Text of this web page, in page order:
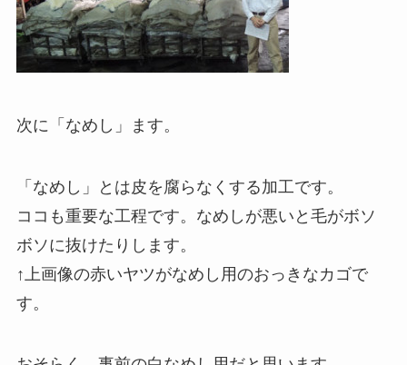
次に「なめし」ます。
「なめし」とは皮を腐らなくする加工です。
ココも重要な工程です。なめしが悪いと毛がボソ
ボソに抜けたりします。
↑上画像の赤いヤツがなめし用のおっきなカゴで
す。